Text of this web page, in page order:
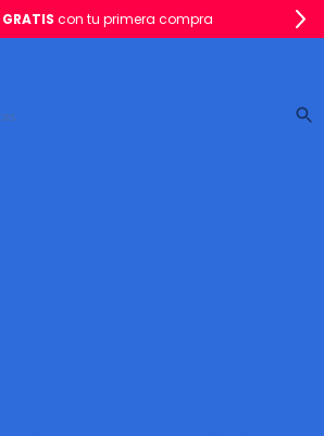
GRATIS con tu primera compra